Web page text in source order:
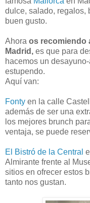
dulce, salado, regalos,
buen gusto.
Ahora os recomiendo
Madrid, es que para
hacemos un
estupendo.
Aquí van:
Fonty en la calle
además de ser una
los mejores brunch
ventaja, se puede
El Bistró de la Central
Almirante frente al
sitios en ofrecer estos
tanto nos gustan.